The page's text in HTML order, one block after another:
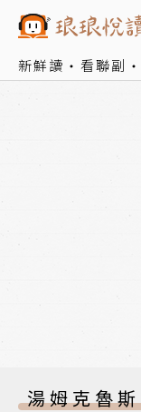
新鮮讀 看聯副
湯姆克魯斯